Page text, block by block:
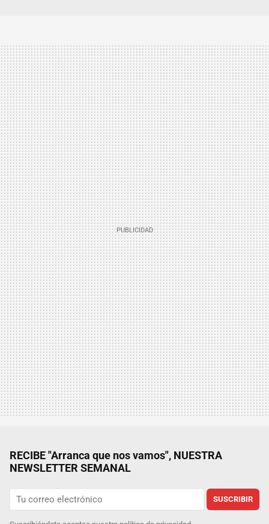
RECIBE "Arranca que nos vamos", NUESTRA
NEWSLETTER SEMANAL
SUSCRIBIR